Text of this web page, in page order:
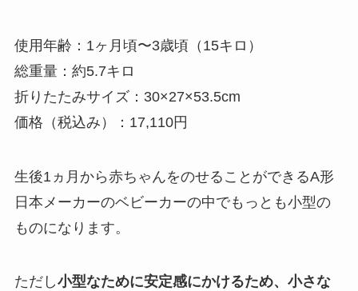
使用年齢：1ヶ月頃〜3歳頃（15キロ）
総重量：約5.7キロ
折りたたみサイズ：30×27×53.5cm
価格（税込み）：17,110円
生後1ヵ月から赤ちゃんをのせることができるA形
日本メーカーのベビーカーの中でもっとも小型の
ものになります。
ただし小型なために安定感にかけるため、小さな